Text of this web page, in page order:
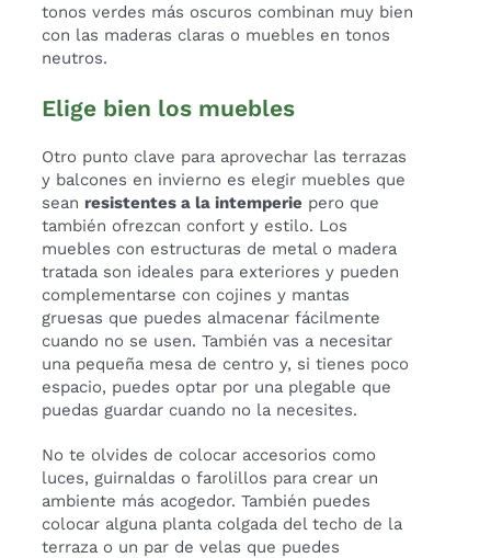
tonos verdes más oscuros combinan muy bien
con las maderas claras o muebles en tonos
neutros.
Elige bien los muebles
Otro punto clave para aprovechar las terrazas
y balcones en invierno es elegir muebles que
sean resistentes a la intemperie pero que
también ofrezcan confort y estilo. Los
muebles con estructuras de metal o madera
tratada son ideales para exteriores y pueden
complementarse con cojines y mantas
gruesas que puedes almacenar fácilmente
cuando no se usen. También vas a necesitar
una pequeña mesa de centro y, si tienes poco
espacio, puedes optar por una plegable que
puedas guardar cuando no la necesites.
No te olvides de colocar accesorios como
luces, guirnaldas o farolillos para crear un
ambiente más acogedor. También puedes
colocar alguna planta colgada del techo de la
terraza o un par de velas que puedes